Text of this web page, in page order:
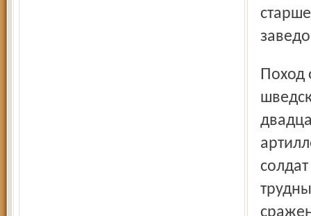
Поход оказался неудачным – без объявления войны